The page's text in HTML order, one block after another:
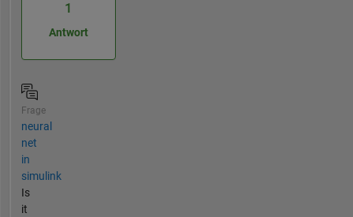
1
Antwort
Frage
neural
net
in
simulink
Is
it